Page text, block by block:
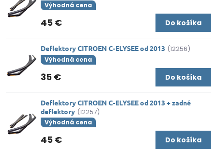
Výhodná cena
45 € Do košíka
Deflektory CITROEN C-ELYSEE od 2013 (12256)
Výhodná cena
35 € Do košíka
Deflektory CITROEN C-ELYSEE od 2013 + zadné
deflektory (12257)
Výhodná cena
45 € Do košíka